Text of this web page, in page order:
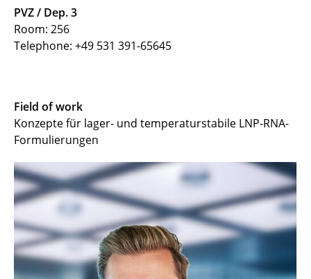
PVZ / Dep. 3
Room: 256
Telephone: +49 531 391-65645
Field of work
Konzepte für lager- und temperaturstabile LNP-RNA-
Formulierungen